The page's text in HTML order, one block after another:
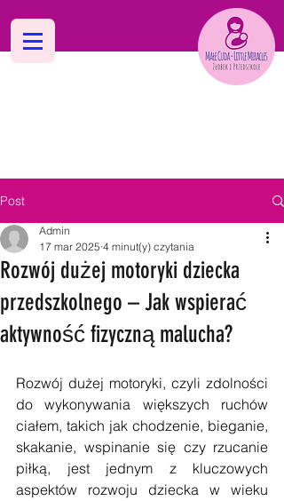
Post
Rozwój dużej motoryki dziecka
przedszkolnego – Jak wspierać
aktywność fizyczną malucha?
Admin
17 mar 2025 4 minut(y) czytania
Rozwój dużej motoryki, czyli zdolności
do wykonywania większych ruchów
ciałem, takich jak chodzenie, bieganie,
skakanie, wspinanie się czy rzucanie
piłką, jest jednym z kluczowych
aspektów rozwoju dziecka w wieku